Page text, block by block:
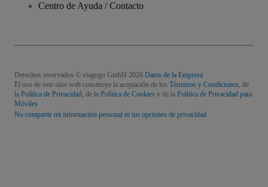
Centro de Ayuda / Contacto
Derechos reservados © viagogo GmbH 2026 Datos de la Empresa
El uso de este sitio web constituye la aceptación de los Términos y Condiciones, de
la Política de Privacidad, de la Política de Cookies y de la Política de Privacidad para
Móviles
No compartir mi información personal ni tus opciones de privacidad